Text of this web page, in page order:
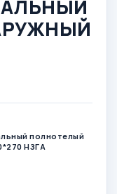
полнотелый
НЗГА